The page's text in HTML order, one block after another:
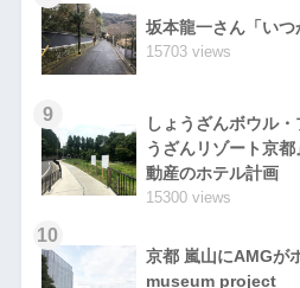
坂本龍一さん「いつ
15703 views
9
しょうざんボウル
うざんリゾート京
動産のホテル計画
15300 views
10
京都 嵐山にAMGが
museum project